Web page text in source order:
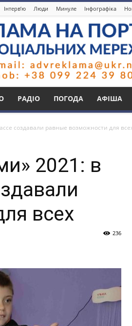
Інтерв’ю Люди Минуле Інфографіка
РАДІО ПОГОДА АФІША
создавали равные возможности для
2021: в
всех
236